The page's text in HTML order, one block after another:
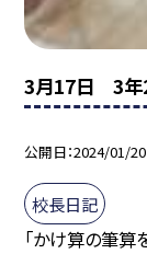
3月17日 3
公開日 2024/01/20
校長日記
「かけ算の筆算